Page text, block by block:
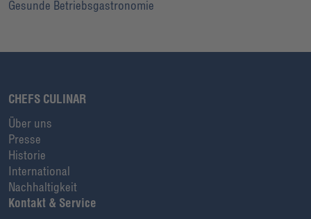
Gesunde Betriebsgastronomie
CHEFS CULINAR
Über uns
Presse
Historie
International
Nachhaltigkeit
Kontakt & Service